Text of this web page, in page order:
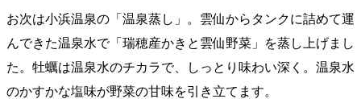
お次は小浜温泉の「温泉蒸し」。雲仙からタンクに詰めて運
んできた温泉水で「瑞穂産かきと雲仙野菜」を蒸し上げまし
た。牡蠣は温泉水のチカラで、しっとり味わい深く。温泉水
のかすかな塩味が野菜の甘味を引き立てます。